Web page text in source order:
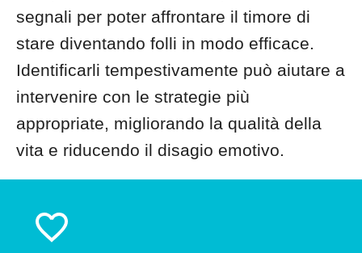
segnali per poter affrontare il timore di
stare diventando folli in modo efficace.
Identificarli tempestivamente può aiutare a
intervenire con le strategie più
appropriate, migliorando la qualità della
vita e riducendo il disagio emotivo.